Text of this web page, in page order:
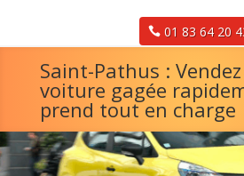
01 83 64 20
Saint-Pathus :
voiture gagée
prend tout en charge